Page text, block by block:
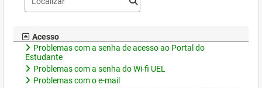
Acesso
Problemas com a senha de acesso ao Portal do
Estudante
Problemas com a senha do Wi-fi UEL
Problemas com o e-mail